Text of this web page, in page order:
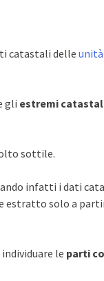
catastali delle
gli estremi
sottile.
infatti i dati
estratto solo a
le parti